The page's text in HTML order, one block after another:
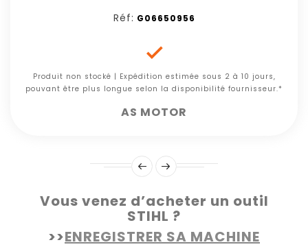
Réf: G06650956

Produit non stocké | Expédition estimée sous 2 à 10 jours,
pouvant être plus longue selon la disponibilité fournisseur.*
AS MOTOR
Vous venez d’acheter un outil
STIHL ?
>>ENREGISTRER SA MACHINE